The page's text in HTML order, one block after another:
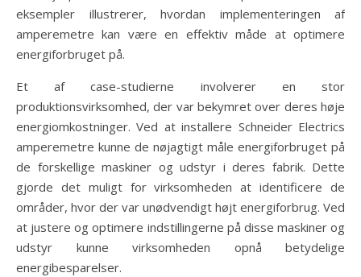
eksempler illustrerer, hvordan implementeringen af
amperemetre kan være en effektiv måde at optimere
energiforbruget på.
Et af case-studierne involverer en stor
produktionsvirksomhed, der var bekymret over deres høje
energiomkostninger. Ved at installere Schneider Electrics
amperemetre kunne de nøjagtigt måle energiforbruget på
de forskellige maskiner og udstyr i deres fabrik. Dette
gjorde det muligt for virksomheden at identificere de
områder, hvor der var unødvendigt højt energiforbrug. Ved
at justere og optimere indstillingerne på disse maskiner og
udstyr kunne virksomheden opnå betydelige
energibesparelser.